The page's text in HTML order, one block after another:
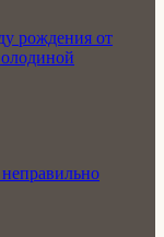
рождения от